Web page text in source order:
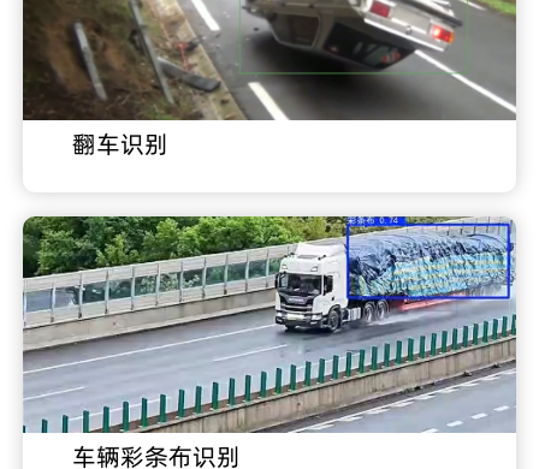
翻车识别
车辆彩条布识别